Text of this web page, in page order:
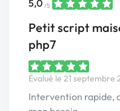
5,0 /5
Petit script
php7
Évalué le 21
Intervention rapide,